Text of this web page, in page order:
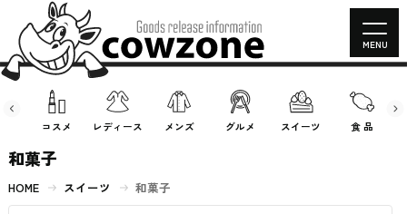
コスメ レディース メンズ グルメ スイーツ 食 品
MENU
和菓子
HOME スイーツ 和菓子